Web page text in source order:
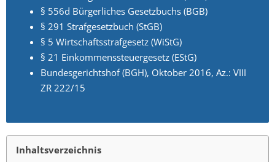
§ 556d Bürgerliches Gesetzbuchs (BGB)
§ 291 Strafgesetzbuch (StGB)
§ 5 Wirtschaftsstrafgesetz (WiStG)
§ 21 Einkommenssteuergesetz (EStG)
Bundesgerichtshof (BGH), Oktober 2016, Az.: VIII
ZR 222/15
Inhaltsverzeichnis